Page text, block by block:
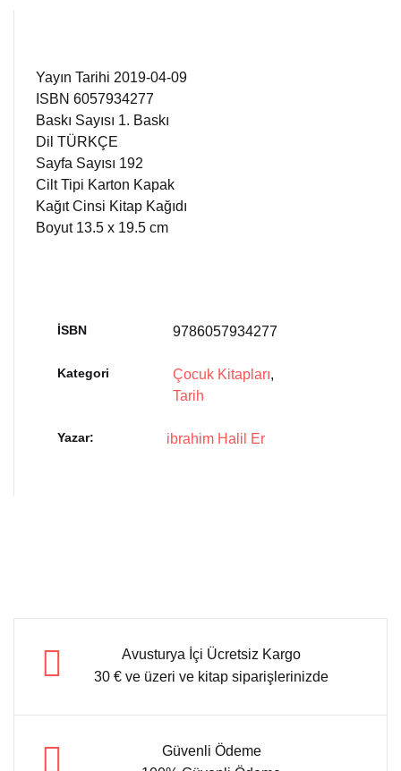
Yayın Tarihi 2019-04-09
ISBN 6057934277
Baskı Sayısı 1. Baskı
Dil TÜRKÇE
Sayfa Sayısı 192
Cilt Tipi Karton Kapak
Kağıt Cinsi Kitap Kağıdı
Boyut 13.5 x 19.5 cm
İSBN 9786057934277
Kategori Çocuk Kitapları,
Tarih
Yazar ibrahim Halil Er
Avusturya İçi Ücretsiz Kargo
30 € ve üzeri ve kitap siparişlerinizde
Güvenli Ödeme